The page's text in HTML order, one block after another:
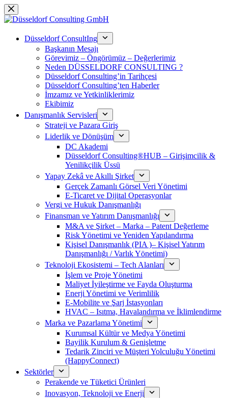
Saltar
al
Düsseldorf ConsultIng
Başkanın Mesajı
Görevimiz – Öngörümüz – Değerlerimiz
Neden DÜSSELDORF CONSULTING ?
Düsseldorf Consulting’in Tarihçesi
Düsseldorf Consulting’ten Haberler
İmzamız ve Yetkinliklerimiz
Ekibimiz
Danışmanlık Servisleri
Strateji ve Pazara Giriş
Liderlik ve Dönüşüm
DC Akademi
Düsseldorf Consulting®HUB – Girişimcilik &
Yenilikçilik Üssü
Yapay Zekâ ve Akıllı Şirket
Gerçek Zamanlı Görsel Veri Yönetimi
E-Ticaret ve Dijital Operasyonlar
Vergi ve Hukuk Danışmanlığı
Finansman ve Yatırım Danışmanlığı
M&A ve Şirket – Marka – Patent Değerleme
Risk Yönetimi ve Yeniden Yapılandırma
Kişisel Danışmanlık (PIA )– Kişisel Yatırım
Danışmanlığı / Varlık Yönetimi)
Teknoloji Ekosistemi – Tech Alanları
İşlem ve Proje Yönetimi
Maliyet İyileştirme ve Fayda Oluşturma
Enerji Yönetimi ve Verimlilik
E-Mobilite ve Şarj İstasyonları
HVAC – Isıtma, Havalandırma ve İklimlendirme
Marka ve Pazarlama Yönetimi
Kurumsal Kültür ve Medya Yönetimi
Bayilik Kurulum & Genişletme
Tedarik Zinciri ve Müşteri Yolculuğu Yönetimi
(HappyConnect)
Sektörler
Perakende ve Tüketici Ürünleri
Inovasyon, Teknoloji ve Enerji